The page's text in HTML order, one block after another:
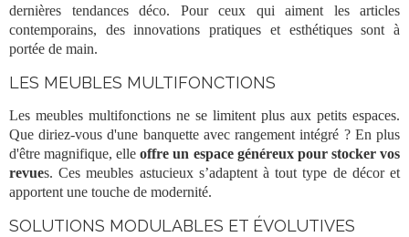
dernières tendances déco. Pour ceux qui aiment les articles
contemporains, des innovations pratiques et esthétiques sont à
portée de main.
LES MEUBLES MULTIFONCTIONS
Les meubles multifonctions ne se limitent plus aux petits espaces.
Que diriez-vous d'une banquette avec rangement intégré ? En plus
d'être magnifique, elleoffre un espace généreux pour stocker vos
revues. Ces meubles astucieux s’adaptent à tout type de décor et
apportent une touche de modernité.
SOLUTIONS MODULABLES ET ÉVOLUTIVES